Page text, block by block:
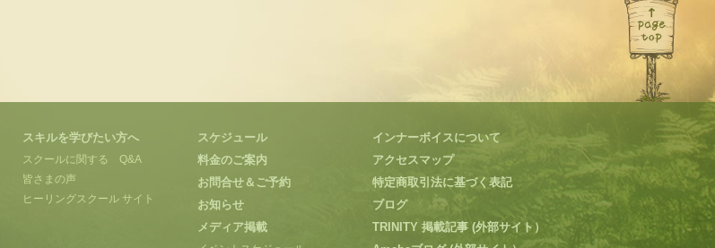
スキルを学びたい方へ
スクールに関する Q&A
皆さまの声
ヒーリングスクール サイト
スケジュール
料金のご案内
お問合せ＆ご予約
お知らせ
メディア掲載
インナーボイスについて
アクセスマップ
特定商取引法に基づく表記
ブログ
TRINITY 掲載記事 (外部サイト）